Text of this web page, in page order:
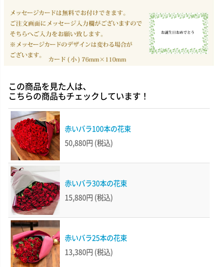
この商品を見た人は、
こちらの商品もチェックしています！
赤いバラ100本の花束
50,880円 (税込)
赤いバラ30本の花束
15,880円 (税込)
赤いバラ25本の花束
13,380円 (税込)